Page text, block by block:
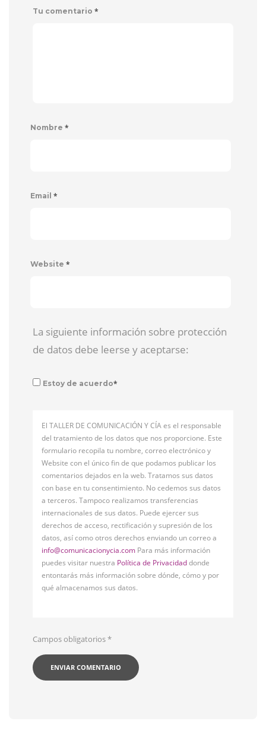
Tu comentario *
Nombre *
Email *
Website *
La siguiente información sobre protección
de datos debe leerse y aceptarse:
Estoy de acuerdo*
El TALLER DE COMUNICACIÓN Y CÍA es el responsable
del tratamiento de los datos que nos proporcione. Este
formulario recopila tu nombre, correo electrónico y
Website con el único fin de que podamos publicar los
comentarios dejados en la web. Tratamos sus datos
con base en tu consentimiento. No cedemos sus datos
a terceros. Tampoco realizamos transferencias
internacionales de sus datos. Puede ejercer sus
derechos de acceso, rectificación y supresión de los
datos, así como otros derechos enviando un correo a
info@comunicacionycia.com Para más información
puedes visitar nuestra Política de Privacidaddonde
entontarás más información sobre dónde, cómo y por
qué almacenamos sus datos.
Campos obligatorios*